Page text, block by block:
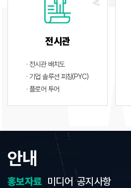
전시관
· 전시관 배치도
· 기업 솔루션 피칭(PYC)
· 플로어 투어
안내
홍보자료 미디어 공지사항